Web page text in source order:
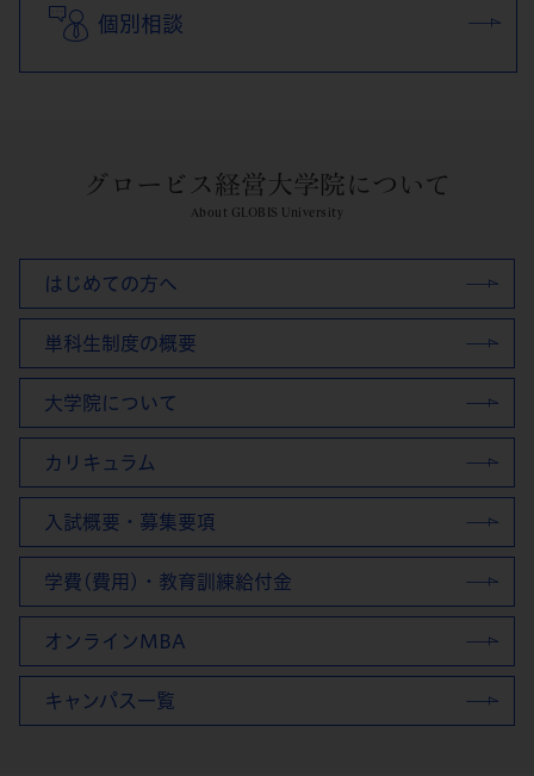
個別相談
グロービス経営大学院について
About GLOBIS University
はじめての方へ
単科生制度の概要
大学院について
カリキュラム
入試概要・募集要項
学費(費用)・教育訓練給付金
オンラインMBA
キャンパス一覧